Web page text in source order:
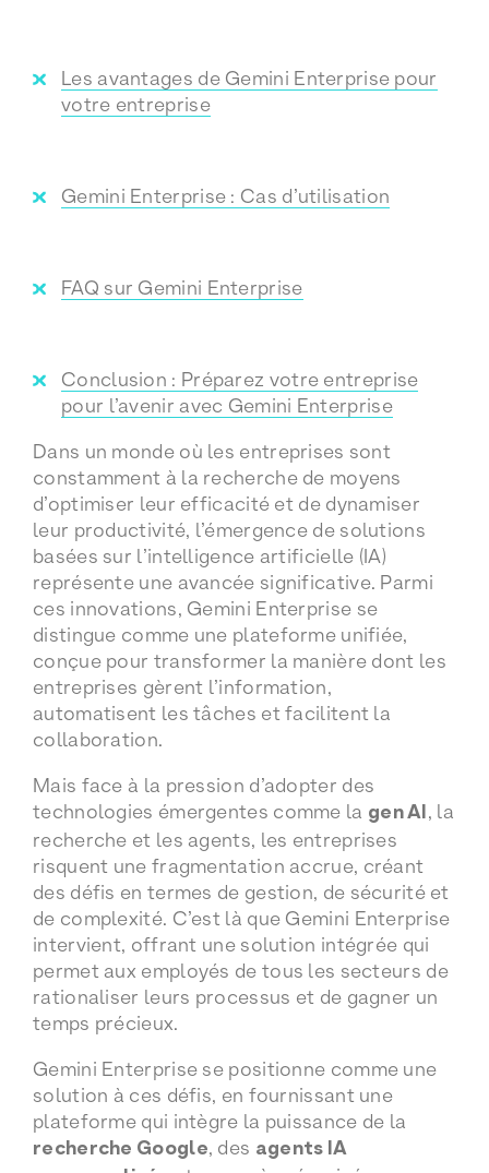
Les avantages de Gemini Enterprise pour
votre entreprise
Gemini Enterprise : Cas d’utilisation
FAQ sur Gemini Enterprise
Conclusion : Préparez votre entreprise
pour l’avenir avec Gemini Enterprise
Dans un monde où les entreprises sont
constamment à la recherche de moyens
d’optimiser leur efficacité et de dynamiser
leur productivité, l’émergence de solutions
basées sur l’intelligence artificielle (IA)
représente une avancée significative. Parmi
ces innovations, Gemini Enterprise se
distingue comme une plateforme unifiée,
conçue pour transformer la manière dont les
entreprises gèrent l’information,
automatisent les tâches et facilitent la
collaboration.
Mais face à la pression d’adopter des
technologies émergentes comme la gen AI, la
recherche et les agents, les entreprises
risquent une fragmentation accrue, créant
des défis en termes de gestion, de sécurité et
de complexité. C’est là que Gemini Enterprise
intervient, offrant une solution intégrée qui
permet aux employés de tous les secteurs de
rationaliser leurs processus et de gagner un
temps précieux.
Gemini Enterprise se positionne comme une
solution à ces défis, en fournissant une
plateforme qui intègre la puissance de la
recherche Google, des agents IA